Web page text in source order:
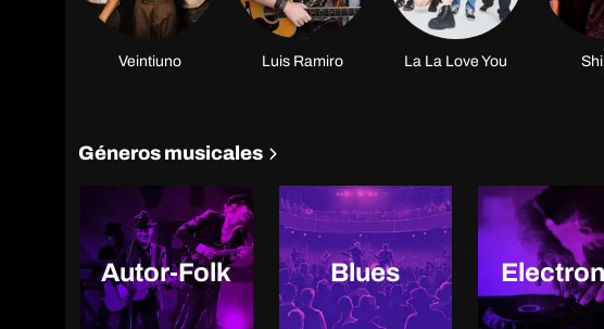
Veintiuno Luis Ramiro La La Love You
Géneros musicales
Autor-Folk Blues